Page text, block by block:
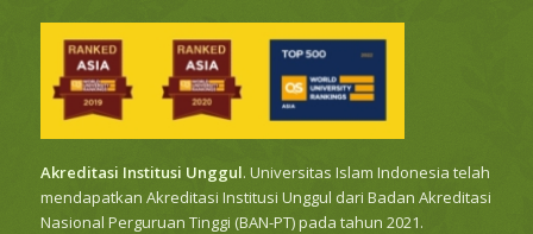
Akreditasi Institusi Unggul. Universitas Islam Indonesia telah
mendapatkan Akreditasi Institusi Unggul dari Badan Akreditasi
Nasional Perguruan Tinggi (BAN-PT) pada tahun 2021.